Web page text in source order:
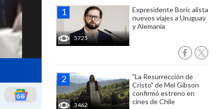
5725
Expresidente Boric alista
nuevos viajes a Uruguay
y Alemania
3462
"La Resurrección de
Cristo" de Mel Gibson
confirmó estreno en
cines de Chile